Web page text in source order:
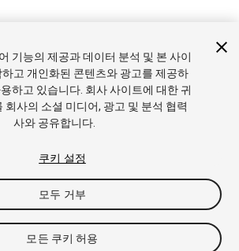
변 기술 자료 포럼 에셋 스토어
개인정보처리방침 쿠키
내 개인정보 판
본 설정
기능의 제공과 데이터 분석 및 본 사이
고 개인화된 콘텐츠와 광고를 제공하
하고 있습니다. 회사 사이트에 대한 귀
회사의 소셜 미디어, 광고 및 분석 협력
사와 공유합니다.
쿠키 설정
모두 거부
모든 쿠키 허용